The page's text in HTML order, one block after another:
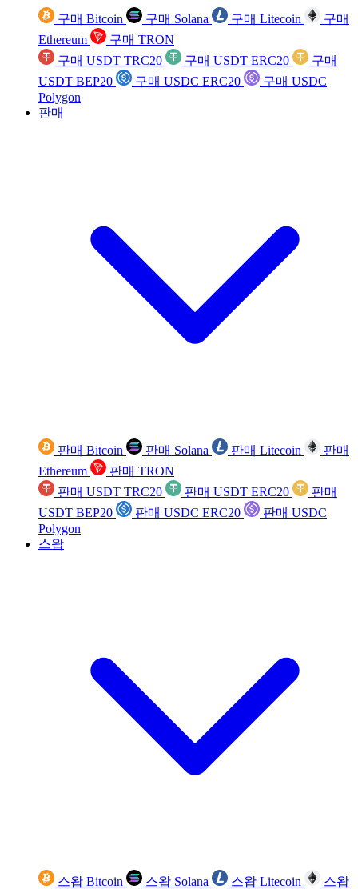
구매 Bitcoin 구매 Solana 구매 Litecoin
구매
Ethereum
구매 TRON
구매 USDT TRC20
구매 USDT ERC20
구매
USDT BEP20
구매 USDC ERC20
구매 USDC
Polygon
판매
판매 Bitcoin 판매 Solana 판매 Litecoin
판매
Ethereum
판매 TRON
판매 USDT TRC20
판매 USDT ERC20
판매
USDT BEP20
판매 USDC ERC20
판매 USDC
Polygon
스왑
스왑 Bitcoin 스왑 Solana 스왑 Litecoin
스왑